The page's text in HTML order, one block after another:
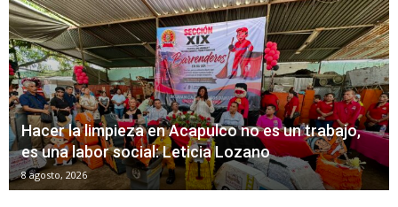
Hacer la limpieza en Acapulco no es un trabajo,
es una labor social: Leticia Lozano
8 agosto, 2026